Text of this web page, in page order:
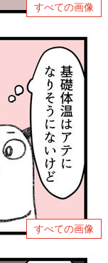
すべての画像
すべての画像